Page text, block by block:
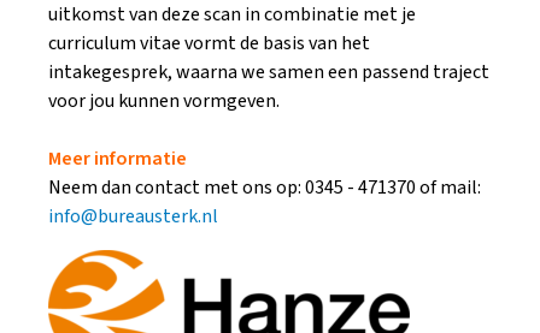
uitkomst van deze scan in combinatie met je
curriculum vitae vormt de basis van het
intakegesprek, waarna we samen een passend traject
voor jou kunnen vormgeven.
Meer informatie
Neem dan contact met ons op: 0345 - 471370 of mail:
info@bureausterk.nl